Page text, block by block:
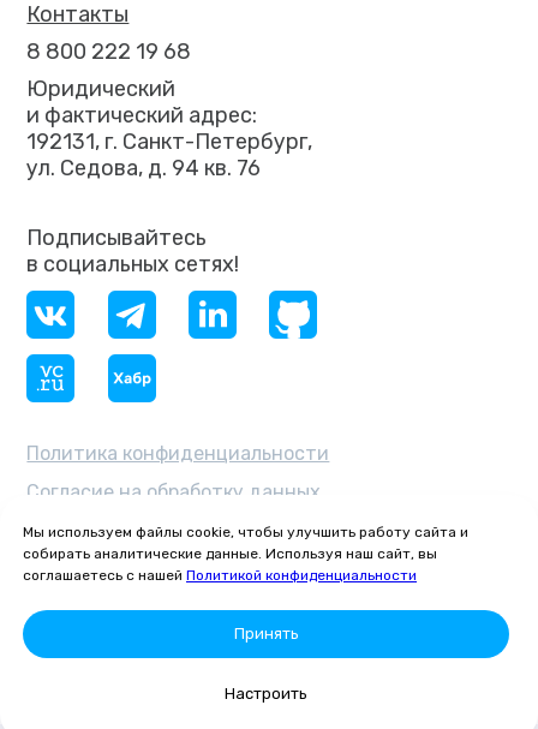
Мы используем файлы cookie, чтобы улучшить работу сайта и
собирать аналитические данные. Используя наш сайт, вы
соглашаетесь с нашей Политикой конфиденциальности
Принять
Настроить
ОКВЭД 62.03 — «Деятельность
по управлению компьютерным
оборудованием»
© 2026 Общество с ограниченной
ответственностью «ГИТИНСКАЙ» ·
ИНН 7811810249 · КПП 781101001 ·
Политика конфиденциальности
Согласие на обработку данных
Юридический
и фактический адрес:
192131, г. Санкт-Петербург,
ул. Седова, д. 94 кв. 76
8 800 222 19 68
Подписывайтесь
в социальных сетях!
Контакты